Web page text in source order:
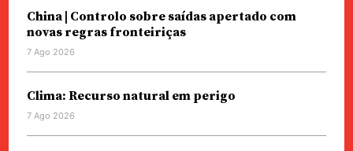
China | Controlo sobre saídas apertado com
novas regras fronteiriças
7 Ago 2026
Clima: Recurso natural em perigo
7 Ago 2026